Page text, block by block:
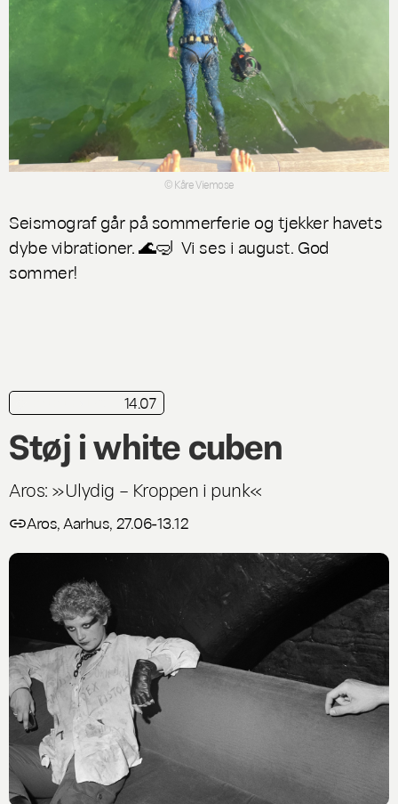
© Kåre Viemose
Seismograf går på sommerferie og tjekker havets
dybe vibrationer. 🌊🤿 Vi ses i august. God
sommer!
14.07
Støj i white cuben
Aros: »Ulydig – Kroppen i punk«
Aros, Aarhus, 27.06-13.12